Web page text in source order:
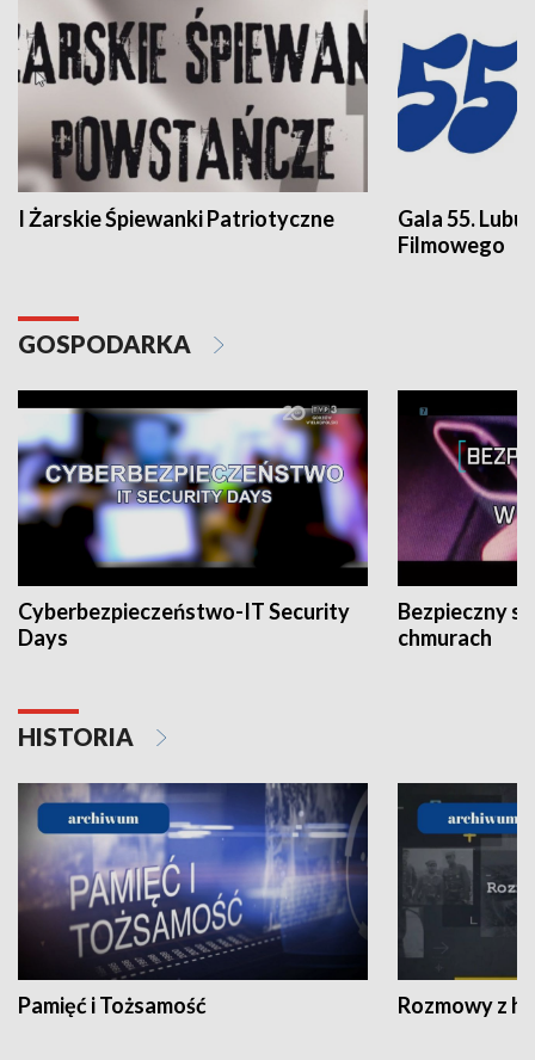
I Żarskie Śpiewanki Patriotyczne
Gala 55.
Filmowego
GOSPODARKA
Cyberbezpieczeństwo-IT Security
Days
Bezpieczny
chmurach
HISTORIA
Pamięć i Tożsamość Rozmowy z